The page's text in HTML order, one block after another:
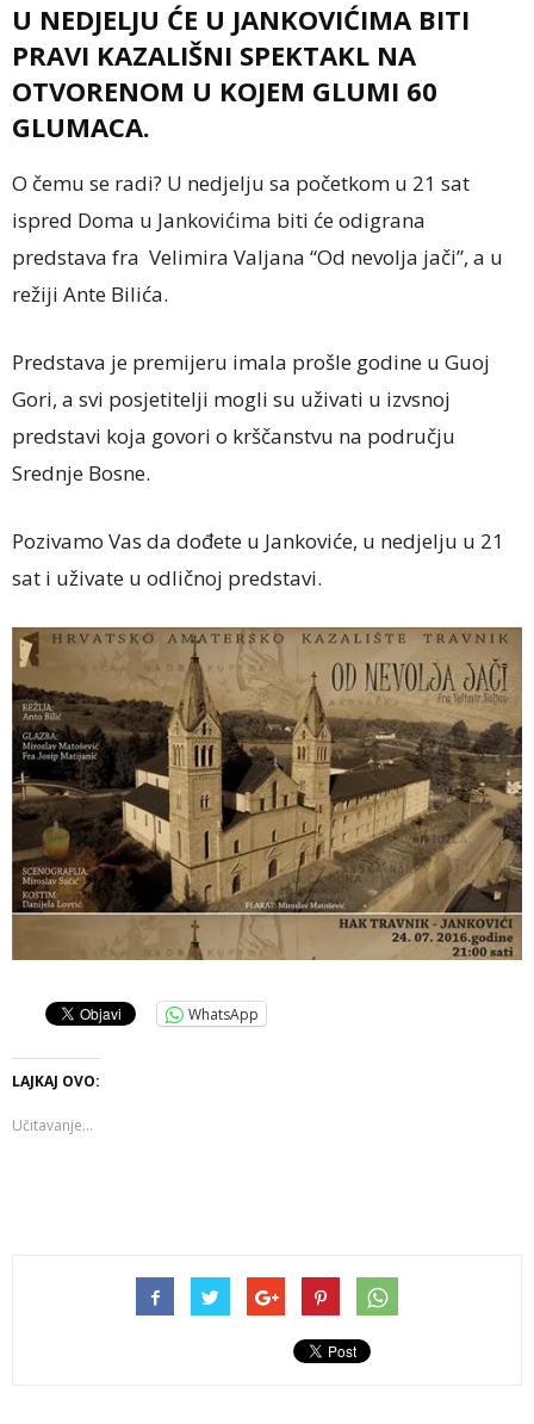
U NEDJELJU ĆE U JANKOVIĆIMA BITI
PRAVI KAZALIŠNI SPEKTAKL NA
OTVORENOM U KOJEM GLUMI 60
GLUMACA.
O čemu se radi? U nedjelju sa početkom u 21 sat
ispred Doma u Jankovićima biti će odigrana
predstava fra Velimira Valjana “Od nevolja jači”, a u
režiji Ante Bilića.
Predstava je premijeru imala prošle godine u Guoj
Gori, a svi posjetitelji mogli su uživati u izvsnoj
predstavi koja govori o krščanstvu na području
Srednje Bosne.
Pozivamo Vas da dođete u Jankoviće, u nedjelju u 21
sat i uživate u odličnoj predstavi.
WhatsApp
LAJKAJ OVO:
Učitavanje...